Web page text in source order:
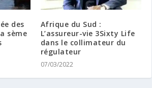
des
sème
Afrique du Sud :
L’assureur-vie 3Sixty Life
dans le collimateur du
régulateur
07/03/2022